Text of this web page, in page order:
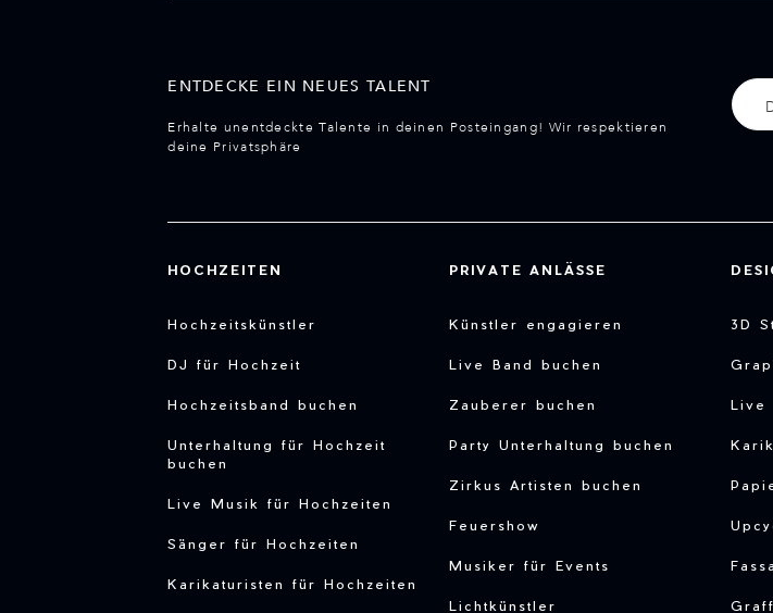
ENTDECKE EIN NEUES TALENT
Erhalte unentdeckte Talente in deinen Posteingang! Wir respektieren
deine Privatsphäre
HOCHZEITEN
Hochzeitskünstler
DJ für Hochzeit
Hochzeitsband buchen
Unterhaltung für Hochzeit
buchen
Live Musik für Hochzeiten
Sänger für Hochzeiten
Karikaturisten für Hochzeiten
PRIVATE ANLÄSSE
Künstler engagieren
Live Band buchen
Zauberer buchen
Party Unterhaltung buchen
Zirkus Artisten buchen
Feuershow
Musiker für Events
Lichtkünstler
3D
Live